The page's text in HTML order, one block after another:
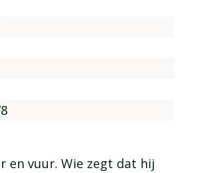
en vuur. Wie zegt dat hij